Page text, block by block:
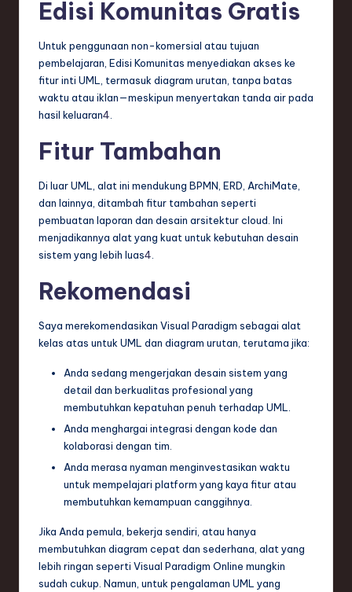
Edisi Komunitas Gratis
Untuk penggunaan non-komersial atau tujuan
pembelajaran, Edisi Komunitas menyediakan akses ke
fitur inti UML, termasuk diagram urutan, tanpa batas
waktu atau iklan—meskipun menyertakan tanda air pada
hasil keluaran4
Fitur Tambahan
Di luar UML, alat ini mendukung BPMN, ERD, ArchiMate,
dan lainnya, ditambah fitur tambahan seperti
pembuatan laporan dan desain arsitektur cloud. Ini
menjadikannya alat yang kuat untuk kebutuhan desain
sistem yang lebih luas4
Rekomendasi
Saya merekomendasikan Visual Paradigm sebagai alat
kelas atas untuk UML dan diagram urutan, terutama jika:
Anda sedang mengerjakan desain sistem yang
detail dan berkualitas profesional yang
membutuhkan kepatuhan penuh terhadap UML.
Anda menghargai integrasi dengan kode dan
kolaborasi dengan tim.
Anda merasa nyaman menginvestasikan waktu
untuk mempelajari platform yang kaya fitur atau
membutuhkan kemampuan canggihnya.
Jika Anda pemula, bekerja sendiri, atau hanya
membutuhkan diagram cepat dan sederhana, alat yang
lebih ringan seperti Visual Paradigm Online mungkin
sudah cukup. Namun, untuk pengalaman UML yang